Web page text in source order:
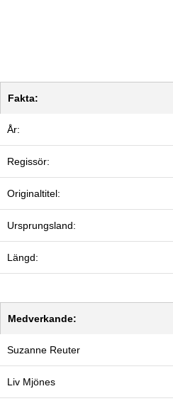
Fakta:
År:
Regissör:
Originaltitel:
Ursprungsland:
Längd:
Medverkande:
Suzanne Reuter
Liv Mjönes